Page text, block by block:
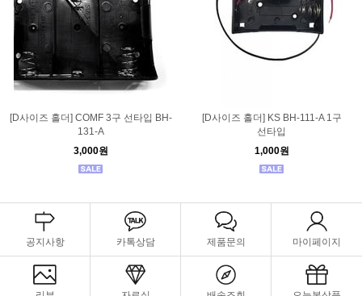
[D사이즈 홀더] COMF 3구 선타입 BH-
131-A
3,000원
[D사이즈 홀더] KS BH-111-A 1구
선타입
1,000원
공지사항 카톡상담 제품문의 마이페이지